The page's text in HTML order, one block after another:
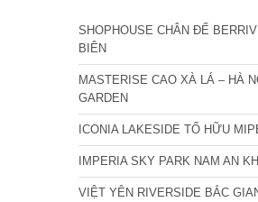
SHOPHOUSE CHÂN ĐẾ
BIÊN
MASTERISE CAO XÀ LÁ – HÀ
GARDEN
ICONIA LAKESIDE TỐ HỮU
IMPERIA SKY PARK NAM AN
VIỆT YÊN RIVERSIDE BẮC